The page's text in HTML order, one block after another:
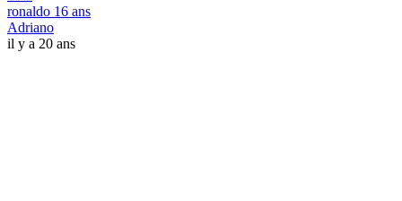
ronaldo 16 ans
Adriano
il y a 20 ans